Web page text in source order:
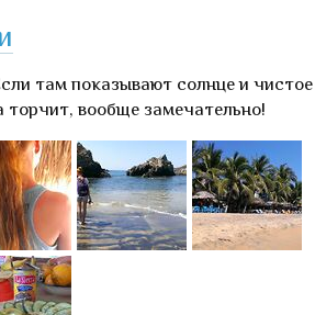
там показывают солнце и чистое
вообще замечательно!